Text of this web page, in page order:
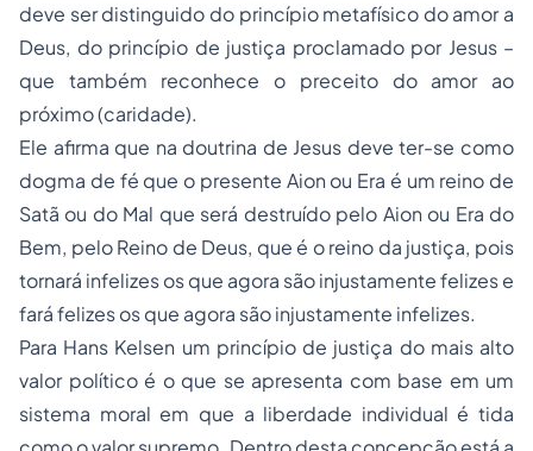
deve ser distinguido do princípio metafísico do amor a
Deus, do princípio de justiça proclamado por Jesus –
que também reconhece o preceito do amor ao
próximo (caridade).
Ele afirma que na doutrina de Jesus deve ter-se como
dogma de fé que o presente Aion ou Era é um reino de
Satã ou do Mal que será destruído pelo Aion ou Era do
Bem, pelo Reino de Deus, que é o reino da justiça, pois
tornará infelizes os que agora são injustamente felizes e
fará felizes os que agora são injustamente infelizes.
Para Hans Kelsen um princípio de justiça do mais alto
valor político é o que se apresenta com base em um
sistema moral em que a liberdade individual é tida